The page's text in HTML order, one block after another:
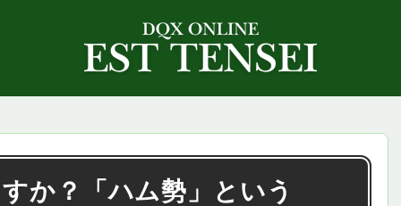
か？「ハム勢」という